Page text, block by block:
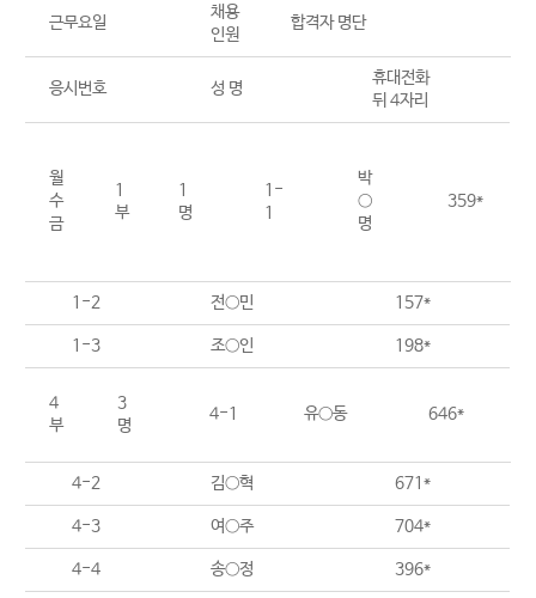
근무요일
채용
인원
합격자 명단
응시번호 성 명
휴대전화
뒤 4자리
월
수
금
1
부
1
명
1-
1
박
○
명
359*
1-2 전○민 157*
1-3 조○인 198*
4
부
3
명
4-1 유○동 646*
4-2 김○혁 671*
4-3 여○주 704*
4-4 송○정 396*